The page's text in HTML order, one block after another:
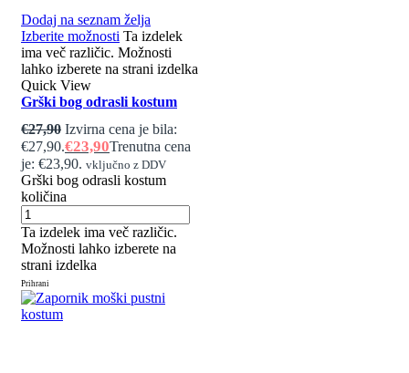
Dodaj na seznam želja
Izberite možnosti Ta izdelek
ima več različic. Možnosti
lahko izberete na strani izdelka
Quick View
Grški bog odrasli kostum
€27,90 Izvirna cena je bila:
€27,90.€23,90Trenutna cena
je: €23,90. vključno z DDV
Grški bog odrasli kostum
količina
Ta izdelek ima več različic.
Možnosti lahko izberete na
strani izdelka
Prihrani